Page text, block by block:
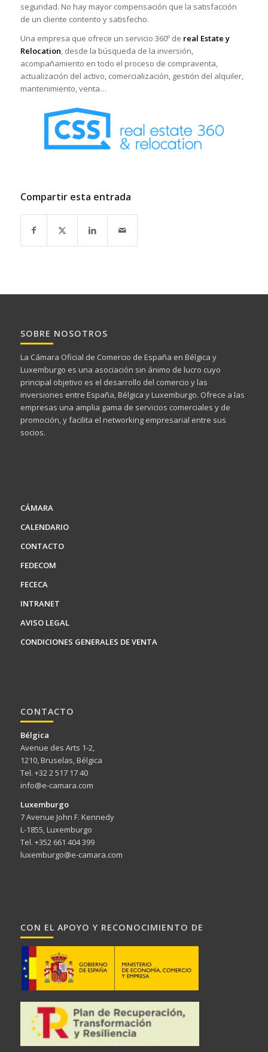
seguridad. No hay mayor compensación que la satisfacción
de un cliente contento y satisfecho.
Una empresa que ofrece un servicio 360º de real Estate y
Relocation, desde la búsqueda de la inversión,
acompañamiento en todo el proceso de compraventa,
actualización del activo, comercialización, gestión del alquiler,
mantenimiento, venta…
Compartir esta entrada
SOBRE NOSOTROS
La Cámara Oficial de Comercio de España en Bélgica y
Luxemburgo es una asociación sin ánimo de lucro cuyo
principal objetivo es el desarrollo del comercio y las
inversiones entre España, Bélgica y Luxemburgo. Ofrece a las
empresas una amplia gama de servicios comerciales y de
promoción, y facilita el networking empresarial entre sus
socios.
CÁMARA
CALENDARIO
CONTACTO
FEDECOM
FECECA
INTRANET
AVISO LEGAL
CONDICIONES GENERALES DE VENTA
CONTACTO
Bélgica
Avenue des Arts 1-2,
1210, Bruselas, Bélgica
Tel. +32 2 517 17 40
info@e-camara.com
Luxemburgo
7 Avenue John F. Kennedy
L-1855, Luxemburgo
Tel. +352 661 404 399
luxemburgo@e-camara.com
CON EL APOYO Y RECONOCIMIENTO DE